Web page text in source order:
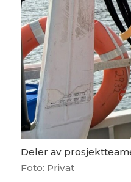
Deler av
Foto: Privat